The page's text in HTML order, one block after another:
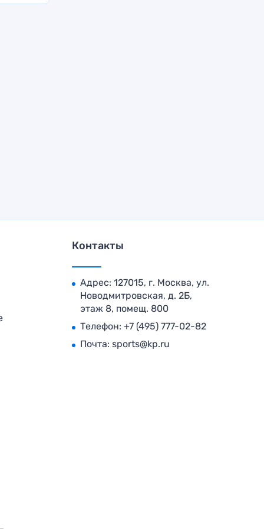
Контакты
Адрес: 127015, г. Москва, ул.
Новодмитровская, д. 2Б,
этаж 8, помещ. 800
Телефон: +7 (495) 777-02-82
Почта: sports@kp.ru